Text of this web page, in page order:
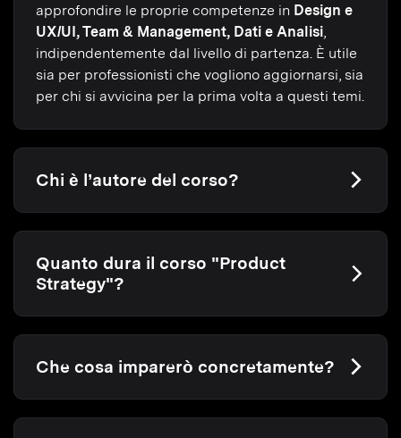
approfondire le proprie competenze in Design e
UX/UI, Team & Management, Dati e Analisi
indipendentemente dal livello di partenza. È utile
sia per professionisti che vogliono aggiornarsi, sia
per chi si avvicina per la prima volta a questi temi.
Chi è l’autore del corso?
Quanto dura il corso "Product
Strategy"?
Che cosa imparerò concretamente?